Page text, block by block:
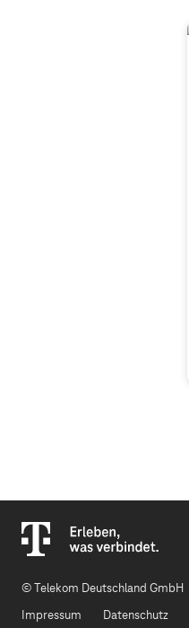
© Telekom Deutschland GmbH
Impressum
Datenschutz